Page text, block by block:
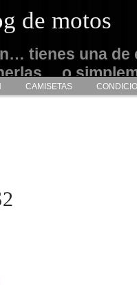
de motos
tienes una de
o
sitioCAMISETAS